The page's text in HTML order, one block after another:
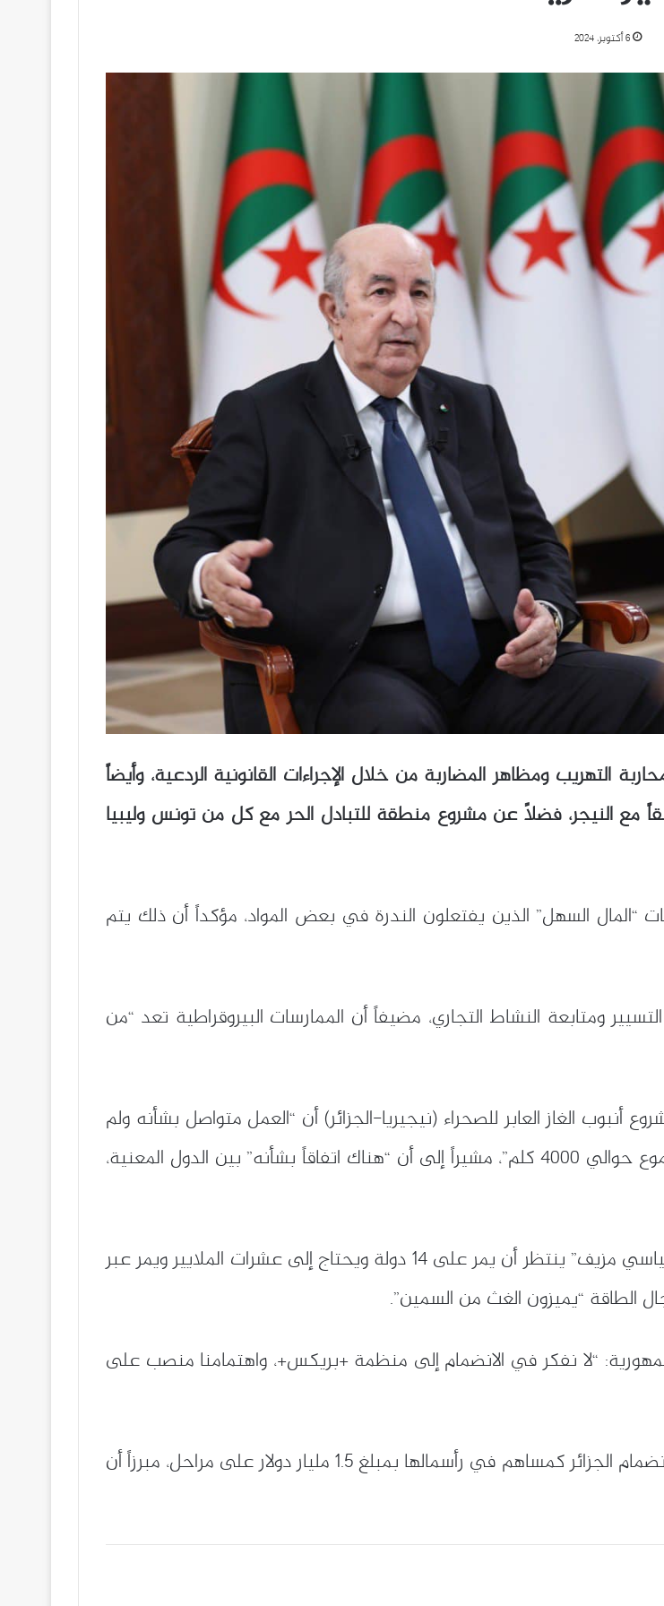
6 أكتوبر، 2024
التهريب ومظاهر المضاربة من خلال الإجراءات القانونية الردعية، وأيضاً
مع النيجر، فضلاً عن مشروع منطقة للتبادل الحر مع كل من تونس وليبيا
السهل” الذين يفتعلون الندرة في بعض المواد، مؤكداً أن ذلك يتم
ومتابعة النشاط التجاري، مضيفاً أن الممارسات البيروقراطية تعد “من
الغاز العابر للصحراء (نيجيريا-الجزائر) أن “العمل متواصل بشأنه ولم
يتبق على إتمام المنشأة سوى نحو 700 أو 800 كلم من مجموع حوالي 4000 كلم”، مشيراً إلى أن “هناك اتفاقاً بشأنه” بين الدول المعنية،
وأوضح أنه مقابل هذا “المشروع الاقتصادي”، هناك “مشروع سياسي مزيف” ينتظر أن يمر على 14 دولة ويحتاج إلى عشرات الملايير ويمر عبر
الطاقة “يميزون الغث من السمين”.
“لا نفكر في الانضمام إلى منظمة +بريكس+، واهتمامنا منصب على
وأشار إلى قبول هذه المؤسسة المالية (بنك التنمية الجديد) انضمام الجزائر كمساهم في رأسمالها بمبلغ 1.5 مليار دولار على مراحل، مبرزاً أن